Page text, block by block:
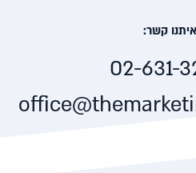
קשר:
02-631-